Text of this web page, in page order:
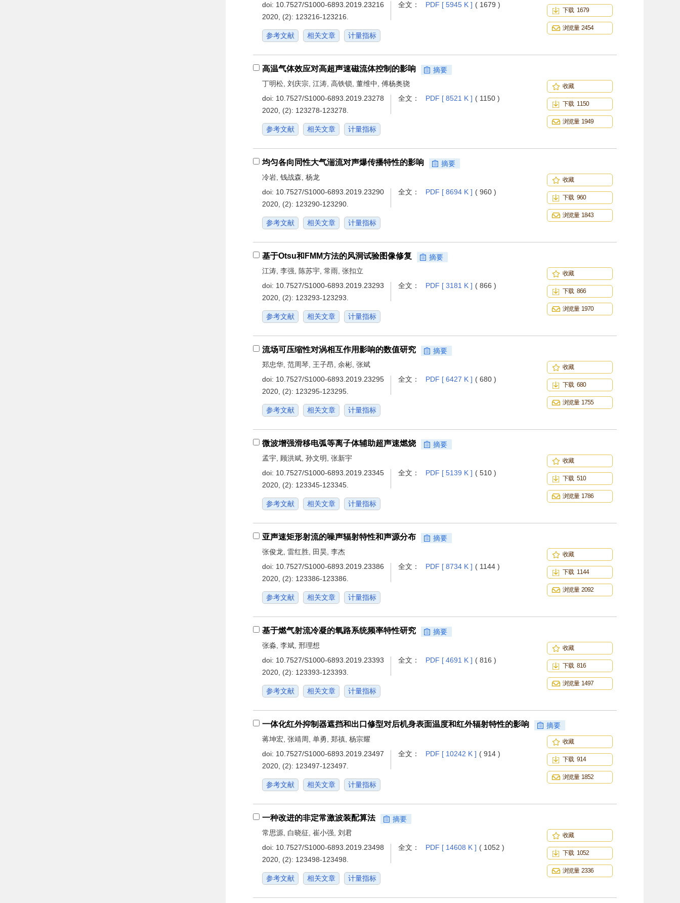
doi: 10.7527/S1000-6893.2019.23216
2020, (2): 123216-123216.
全文： PDF [ 5945 K ] ( 1679 )
参考文献 相关文章 计量指标
下载 1679
浏览量 2454
高温气体效应对高超声速磁流体控制的影响
摘要
丁明松, 刘庆宗, 江涛, 高铁锁, 董维中, 傅杨奥骁
doi: 10.7527/S1000-6893.2019.23278
2020, (2): 123278-123278.
全文： PDF [ 8521 K ] ( 1150 )
参考文献 相关文章 计量指标
收藏
下载 1150
浏览量 1949
均匀各向同性大气湍流对声爆传播特性的影响
摘要
冷岩, 钱战森, 杨龙
doi: 10.7527/S1000-6893.2019.23290
2020, (2): 123290-123290.
全文： PDF [ 8694 K ] ( 960 )
参考文献 相关文章 计量指标
收藏
下载 960
浏览量 1843
基于Otsu和FMM方法的风洞试验图像修复
摘要
江涛, 李强, 陈苏宇, 常雨, 张扣立
doi: 10.7527/S1000-6893.2019.23293
2020, (2): 123293-123293.
全文： PDF [ 3181 K ] ( 866 )
参考文献 相关文章 计量指标
收藏
下载 866
浏览量 1970
流场可压缩性对涡相互作用影响的数值研究
摘要
郑忠华, 范周琴, 王子昂, 余彬, 张斌
doi: 10.7527/S1000-6893.2019.23295
2020, (2): 123295-123295.
全文： PDF [ 6427 K ] ( 680 )
参考文献 相关文章 计量指标
收藏
下载 680
浏览量 1755
微波增强滑移电弧等离子体辅助超声速燃烧
摘要
孟宇, 顾洪斌, 孙文明, 张新宇
doi: 10.7527/S1000-6893.2019.23345
2020, (2): 123345-123345.
全文： PDF [ 5139 K ] ( 510 )
参考文献 相关文章 计量指标
收藏
下载 510
浏览量 1786
亚声速矩形射流的噪声辐射特性和声源分布
摘要
张俊龙, 雷红胜, 田昊, 李杰
doi: 10.7527/S1000-6893.2019.23386
2020, (2): 123386-123386.
全文： PDF [ 8734 K ] ( 1144 )
参考文献 相关文章 计量指标
收藏
下载 1144
浏览量 2092
基于燃气射流冷凝的氧路系统频率特性研究
摘要
张淼, 李斌, 邢理想
doi: 10.7527/S1000-6893.2019.23393
2020, (2): 123393-123393.
全文： PDF [ 4691 K ] ( 816 )
参考文献 相关文章 计量指标
收藏
下载 816
浏览量 1497
一体化红外抑制器遮挡和出口修型对后机身表面温度和红外辐射特性的影响
摘要
蒋坤宏, 张靖周, 单勇, 郑禛, 杨宗耀
doi: 10.7527/S1000-6893.2019.23497
2020, (2): 123497-123497.
全文： PDF [ 10242 K ] ( 914 )
参考文献 相关文章 计量指标
收藏
下载 914
浏览量 1852
一种改进的非定常激波装配算法
摘要
常思源, 白晓征, 崔小强, 刘君
doi: 10.7527/S1000-6893.2019.23498
2020, (2): 123498-123498.
全文： PDF [ 14608 K ] ( 1052 )
参考文献 相关文章 计量指标
收藏
下载 1052
浏览量 2336